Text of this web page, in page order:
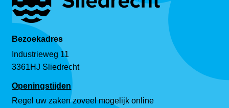
Bezoekadres
Industrieweg 11
3361HJ Sliedrecht
Openingstijden
Regel uw zaken zoveel mogelijk online